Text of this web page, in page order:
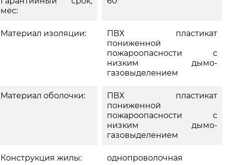
мес:
Материал изоляции:
ПВХ пластикат
пониженной
пожароопасности с
низким дымо-
газовыделением
Материал оболочки:
ПВХ пластикат
пониженной
пожароопасности с
низким дымо-
газовыделением
Конструкция жилы: однопроволочная